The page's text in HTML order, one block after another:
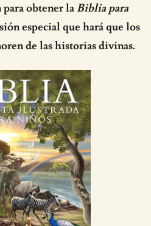
obtener laBiblia para
especial que hará que los
de las historias divinas.